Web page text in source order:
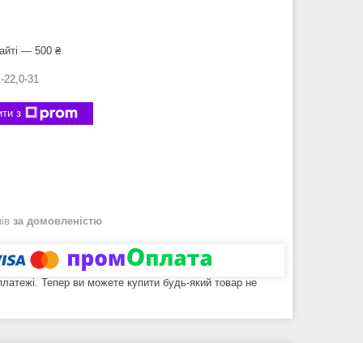
— 500 ₴
22,0-31
з
за домовленістю
Тепер ви можете купити будь-який товар не